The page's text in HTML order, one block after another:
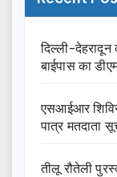
दिल्ली-देहरादून
बाईपास का
एसआईआर
पात्र मतदाता
तीलू रौतेली